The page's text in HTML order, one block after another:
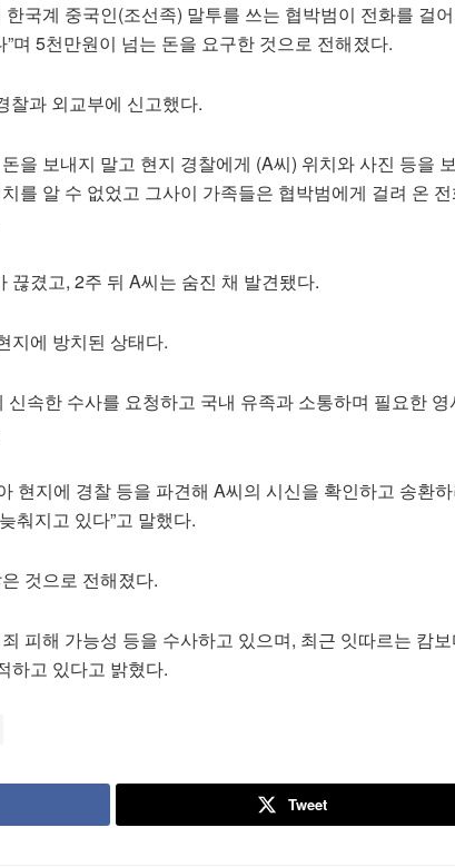
국계 중국인(조선족) 말투를 쓰는 협박범이 전화를 걸
며 5천만원이 넘는 돈을 요구한 것으로 전해졌다.
찰과 외교부에 신고했다.
을 보내지 말고 현지 경찰에게 (A씨) 위치와 사진 등을
를 알 수 없었고 그사이 가족들은 협박범에게 걸려 온
끊겼고, 2주 뒤 A씨는 숨진 채 발견됐다.
지에 방치된 상태다.
신속한 수사를 요청하고 국내 유족과 소통하며 필요한
현지에 경찰 등을 파견해 A씨의 시신을 확인하고 송환
춰지고 있다”고 말했다.
것으로 전해졌다.
피해 가능성 등을 수사하고 있으며, 최근 잇따르는 캄
하고 있다고 밝혔다.
Tweet